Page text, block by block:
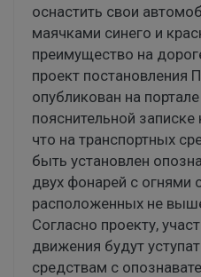
оснастить свои
маячками синего и
преимущество на
проект постановления
опубликован на
пояснительной
что на транспортных
быть установлен
двух фонарей с огнями
расположенных не
Согласно проекту,
движения будут
средствам с